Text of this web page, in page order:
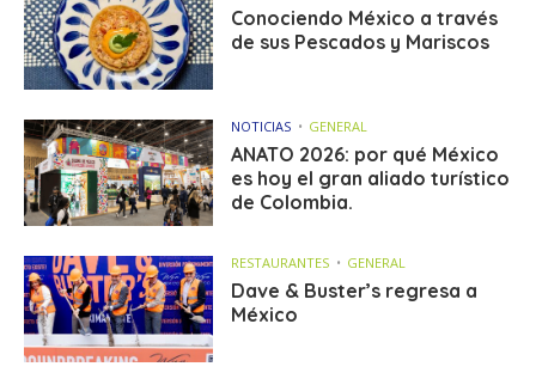
Conociendo México a través
de sus Pescados y Mariscos
NOTICIAS GENERAL
ANATO 2026: por qué México
es hoy el gran aliado turístico
de Colombia.
RESTAURANTES GENERAL
Dave & Buster’s regresa a
México